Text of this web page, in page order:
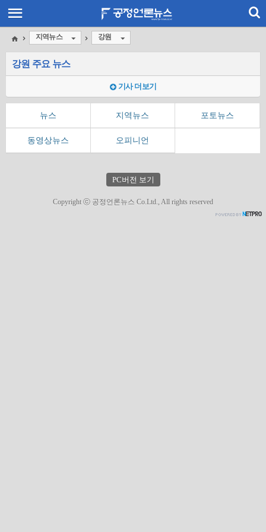
지역뉴스 강원
강원 주요 뉴스
기사 더보기
뉴스 지역뉴스 포토뉴스
동영상뉴스 오피니언
PC버전 보기
Copyright ⓒ 공정언론뉴스 Co.Ltd., All rights reserved